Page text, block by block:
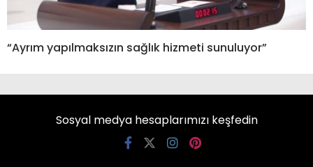
“Ayrım yapılmaksızın sağlık hizmeti sunuluyor”
Sosyal medya hesaplarımızı keşfedin